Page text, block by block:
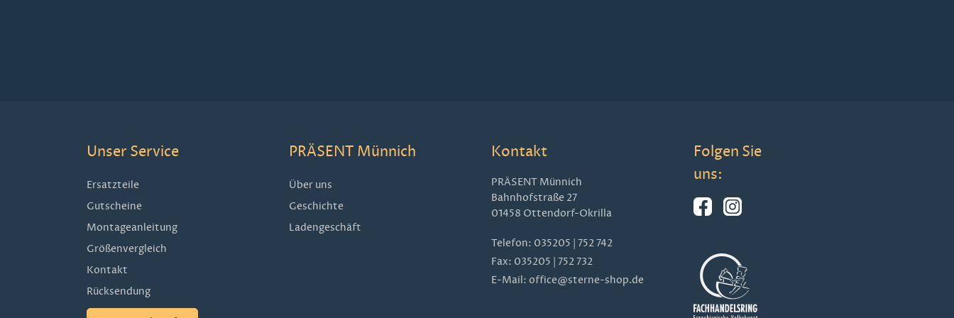
Unser Service
Ersatzteile
Gutscheine
Montageanleitung
Größenvergleich
Kontakt
Rücksendung
PRÄSENT Münnich
Über uns
Geschichte
Ladengeschäft
Kontakt
PRÄSENT Münnich
Bahnhofstraße 27
01458 Ottendorf-Okrilla
Telefon: 035205 | 752 742
Fax: 035205 | 752 732
E-Mail: office@sterne-shop.de
Folgen Sie
uns: